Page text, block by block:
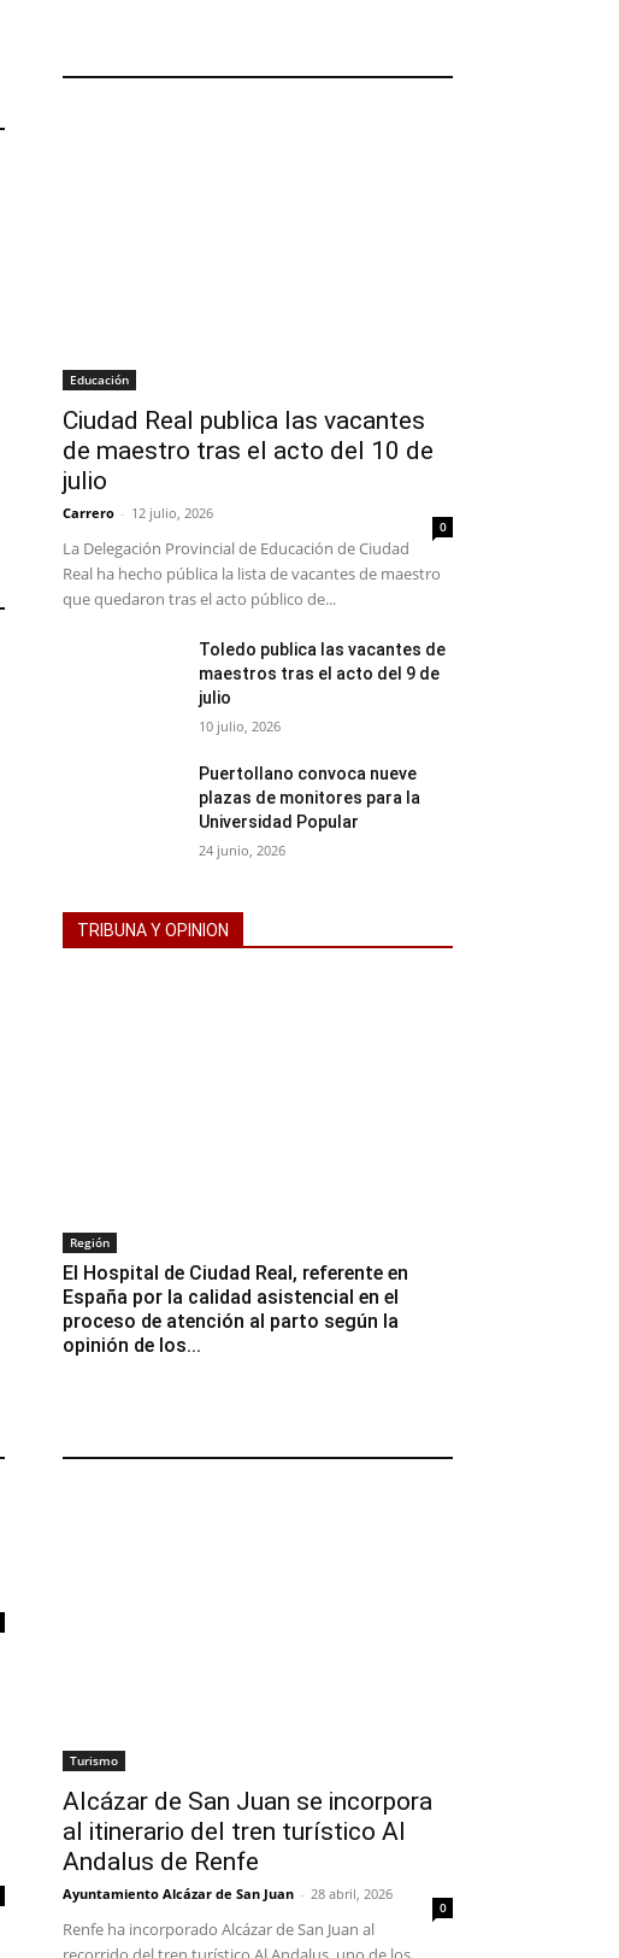
Educación
Ciudad Real publica las vacantes
de maestro tras el acto del 10 de
julio
Carrero - 12 julio, 2026
0
La Delegación Provincial de Educación de Ciudad
Real ha hecho pública la lista de vacantes de maestro
que quedaron tras el acto público de...
Toledo publica las vacantes de
maestros tras el acto del 9 de
julio
10 julio, 2026
Puertollano convoca nueve
plazas de monitores para la
Universidad Popular
24 junio, 2026
TRIBUNA Y OPINION
Región
El Hospital de Ciudad Real, referente en
España por la calidad asistencial en el
proceso de atención al parto según la
opinión de los...
Turismo
Alcázar de San Juan se incorpora
al itinerario del tren turístico Al
Andalus de Renfe
Ayuntamiento Alcázar de San Juan - 28 abril, 2026
0
Renfe ha incorporado Alcázar de San Juan al